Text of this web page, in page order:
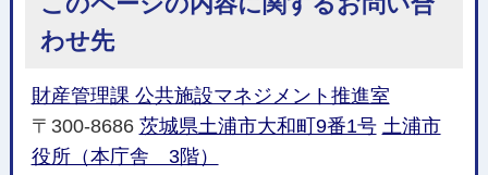
わせ先
財産管理課 公共施設マネジメント推進室
〒300-8686 茨城県土浦市大和町9番1号 土浦市
役所（本庁舎 3階）